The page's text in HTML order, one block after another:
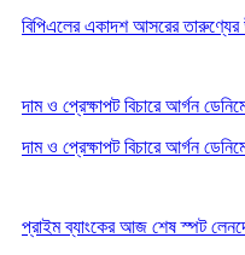
বিপিএলের একাদশ আসরের
দাম ও প্রেক্ষাপট বিচারে আর্গন
দাম ও প্রেক্ষাপট বিচারে আর্গন
প্রাইম ব্যাংকের আজ শেষ স্পট